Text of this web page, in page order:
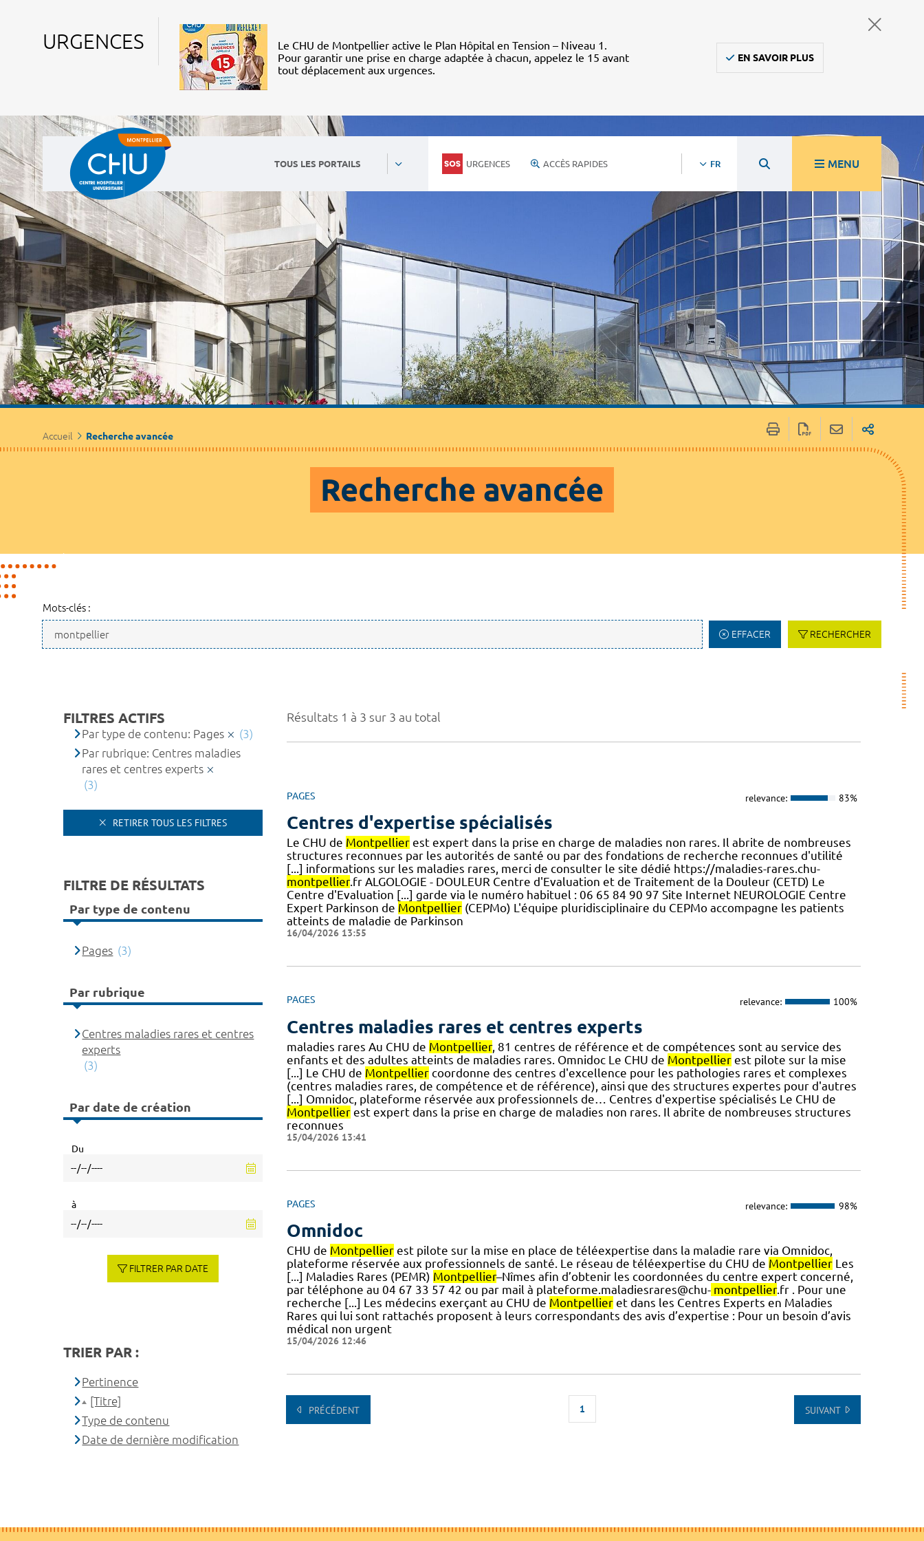
URGENCES
Le CHU de Montpellier active le Plan Hôpital en Tension – Niveau 1.
Pour garantir une prise en charge adaptée à chacun, appelez le 15 avant
tout déplacement aux urgences.
EN SAVOIR PLUS
TOUS LES PORTAILS URGENCES ACCÈS RAPIDES FR MENU
Accueil Recherche avancée
Recherche avancée
Mots-clés :
EFFACER RECHERCHER
Résultats 1 à 3 sur 3 au total
PAGES relevance: 83%
Centres d'expertise spécialisés
Le CHU de Montpellierest expert dans la prise en charge de maladies non rares. Il abrite de nombreuses
structures reconnues par les autorités de santé ou par des fondations de recherche reconnues d'utilité
[...] informations sur les maladies rares, merci de consulter le site dédié https://maladies-rares.chu-
montpellier.fr ALGOLOGIE - DOULEUR Centre d'Evaluation et de Traitement de la Douleur (CETD) Le
Centre d'Evaluation [...] garde via le numéro habituel : 06 65 84 90 97 Site Internet NEUROLOGIE Centre
Expert Parkinson de Montpellier(CEPMo) L'équipe pluridisciplinaire du CEPMo accompagne les patients
atteints de maladie de Parkinson
16/04/2026 13:55
PAGES relevance: 100%
Centres maladies rares et centres experts
maladies rares Au CHU de Montpellier, 81 centres de référence et de compétences sont au service des
enfants et des adultes atteints de maladies rares. Omnidoc Le CHU de Montpellierest pilote sur la mise
[...] Le CHU de Montpelliercoordonne des centres d'excellence pour les pathologies rares et complexes
(centres maladies rares, de compétence et de référence), ainsi que des structures expertes pour d'autres
[...] Omnidoc, plateforme réservée aux professionnels de… Centres d'expertise spécialisés Le CHU de
Montpellierest expert dans la prise en charge de maladies non rares. Il abrite de nombreuses structures
reconnues
15/04/2026 13:41
PAGES relevance: 98%
Omnidoc
CHU de Montpellierest pilote sur la mise en place de téléexpertise dans la maladie rare via Omnidoc,
plateforme réservée aux professionnels de santé. Le réseau de téléexpertise du CHU de MontpellierLes
[...] Maladies Rares (PEMR) Montpellier–Nîmes afin d’obtenir les coordonnées du centre expert concerné,
par téléphone au 04 67 33 57 42 ou par mail à plateforme.maladiesrares@chu- montpellier.fr . Pour une
recherche [...] Les médecins exerçant au CHU de Montpellieret dans les Centres Experts en Maladies
Rares qui lui sont rattachés proposent à leurs correspondants des avis d’expertise : Pour un besoin d’avis
médical non urgent
15/04/2026 12:46
PRÉCÉDENT 1 SUIVANT
FILTRES ACTIFS
Par type de contenu: Pages
(3)
Par rubrique: Centres maladies
rares et centres experts
(3)
RETIRER TOUS LES FILTRES
FILTRE DE RÉSULTATS
Par type de contenu
Pages (3)
Par rubrique
Centres maladies rares et centres
experts
(3)
Par date de création
Du
à
FILTRER PAR DATE
TRIER PAR :
Pertinence
[Titre]
Type de contenu
Date de dernière modification